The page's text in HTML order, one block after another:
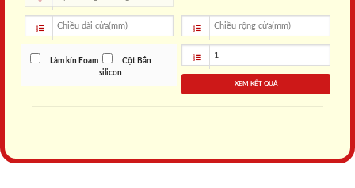
Làm kín Foam
Cột Bắn
silicon
XEM KẾT QUẢ